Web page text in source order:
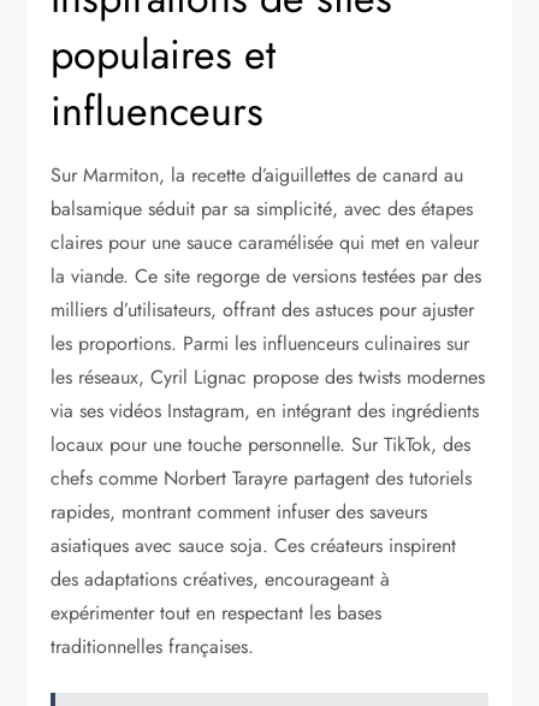
populaires et
influenceurs
Sur Marmiton, la recette d’aiguillettes de canard au
balsamique séduit par sa simplicité, avec des étapes
claires pour une sauce caramélisée qui met en valeur
la viande. Ce site regorge de versions testées par des
milliers d’utilisateurs, offrant des astuces pour ajuster
les proportions. Parmi les influenceurs culinaires sur
les réseaux, Cyril Lignac propose des twists modernes
via ses vidéos Instagram, en intégrant des ingrédients
locaux pour une touche personnelle. Sur TikTok, des
chefs comme Norbert Tarayre partagent des tutoriels
rapides, montrant comment infuser des saveurs
asiatiques avec sauce soja. Ces créateurs inspirent
des adaptations créatives, encourageant à
expérimenter tout en respectant les bases
traditionnelles françaises.